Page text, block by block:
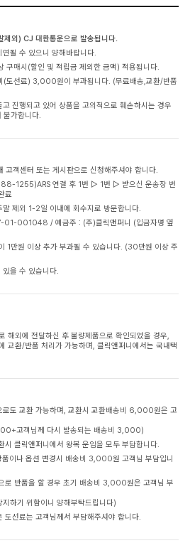
외) CJ 대한통운으로 발송됩니다.
될 수 있으니 양해바랍니다.
구매시(할인 및 적립금 제외한 금액) 적용됩니다.
(도선료) 3,000원이 부과됩니다. (무료배송,교환/반품
진행되고 있어 상품을 고의적으로 훼손하시는 경우
불가합니다.
고객센터 또는 게시판으로 신청해주셔야 합니다.
1255)ARS 연결 후 1번 ▷ 1번 ▷ 받으신 운송장 번
료
제외 1-2일 이내에 회수지로 방문합니다.
01-001048 / 예금주 : (주)클릭앤퍼니 (입금자명 옆
1만원 이상 추가 부과될 수 있습니다. (30만원 이상 주
있을 수 있습니다.
해외에 전달하신 후 불량제품으로 확인되었을 경우,
교환/반품 처리가 가능하며, 클릭앤퍼니에서는 국내택
로도 교환 가능하며, 교환시 교환배송비 6,000원은 고
고객님께 다시 발송되는 배송비 3,000)
시 클릭앤퍼니에서 왕복 운임을 모두 부담합니다.
품이나 옵션 변경시 배송비 3,000원 고객님 부담입니
로 반품을 할 경우 초기 배송비 3,000원은 고객님 부
하기 위함이니 양해부탁드립니다)
선료는 고객님께서 부담해주셔야 합니다.